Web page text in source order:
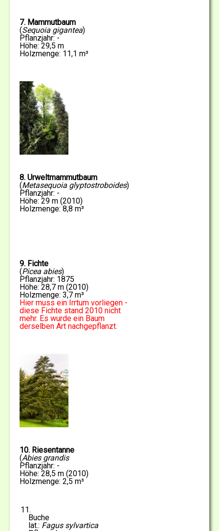
7. Mammutbaum
(Sequoia gigantea)
Pflanzjahr: -
Höhe: 29,5 m
Holzmenge: 11,1 m³
8. Urweltmammutbaum
(Metasequoia glyptostroboides)
Pflanzjahr: -
Höhe: 29 m (2010)
Holzmenge: 8,8 m³
9. Fichte
(Picea abies)
Pflanzjahr: 1875
Höhe: 28,7 m (2010)
Holzmenge: 3,7 m³
Hier muss ein Irrtum vorliegen -
diese Fichte stand 2010 nicht
mehr. Es wurde ein Baum
derselben Art nachgepflanzt.
10. Riesentanne
(Abies grandis
Pflanzjahr: -
Höhe: 28,5 m (2010)
Holzmenge: 2,5 m³
11
Buche
Fagus sylvartica